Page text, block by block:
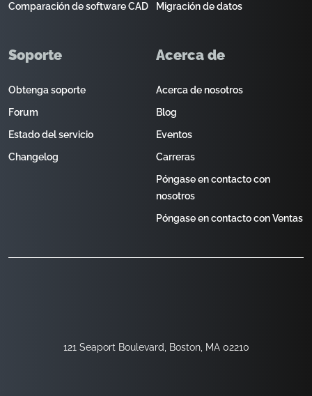
121 Seaport Boulevard, Boston, MA 02210
Comparación de software CAD
Migración de datos
Soporte
Obtenga soporte
Forum
Estado del servicio
Changelog
Acerca de
Acerca de nosotros
Blog
Eventos
Carreras
Póngase en contacto con
nosotros
Póngase en contacto con Ventas